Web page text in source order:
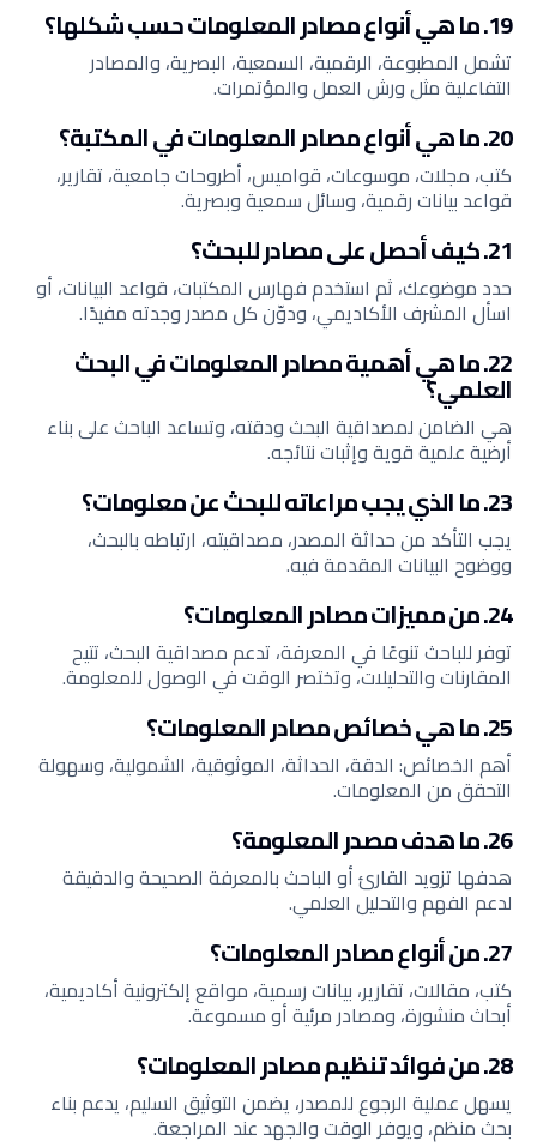
19. ما هي أنواع مصادر المعلومات حسب شكلها؟
تشمل المطبوعة، الرقمية، السمعية، البصرية، والمصادر
التفاعلية مثل ورش العمل والمؤتمرات.
20. ما هي أنواع مصادر المعلومات في المكتبة؟
كتب، مجلات، موسوعات، قواميس، أطروحات جامعية، تقارير،
قواعد بيانات رقمية، وسائل سمعية وبصرية.
21. كيف أحصل على مصادر للبحث؟
حدد موضوعك، ثم استخدم فهارس المكتبات، قواعد البيانات، أو
اسأل المشرف الأكاديمي، ودوّن كل مصدر وجدته مفيدًا.
22. ما هي أهمية مصادر المعلومات في البحث
العلمي؟
هي الضامن لمصداقية البحث ودقته، وتساعد الباحث على بناء
أرضية علمية قوية وإثبات نتائجه.
23. ما الذي يجب مراعاته للبحث عن معلومات؟
يجب التأكد من حداثة المصدر، مصداقيته، ارتباطه بالبحث،
ووضوح البيانات المقدمة فيه.
24. من مميزات مصادر المعلومات؟
توفر للباحث تنوعًا في المعرفة، تدعم مصداقية البحث، تتيح
المقارنات والتحليلات، وتختصر الوقت في الوصول للمعلومة.
25. ما هي خصائص مصادر المعلومات؟
أهم الخصائص: الدقة، الحداثة، الموثوقية، الشمولية، وسهولة
التحقق من المعلومات.
26. ما هدف مصدر المعلومة؟
هدفها تزويد القارئ أو الباحث بالمعرفة الصحيحة والدقيقة
لدعم الفهم والتحليل العلمي.
27. من أنواع مصادر المعلومات؟
كتب، مقالات، تقارير، بيانات رسمية، مواقع إلكترونية أكاديمية،
أبحاث منشورة، ومصادر مرئية أو مسموعة.
28. من فوائد تنظيم مصادر المعلومات؟
يسهل عملية الرجوع للمصدر، يضمن التوثيق السليم، يدعم بناء
بحث منظم، ويوفر الوقت والجهد عند المراجعة.